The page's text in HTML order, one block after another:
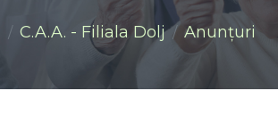
C.A.A. - Filiala Dolj Anunţuri